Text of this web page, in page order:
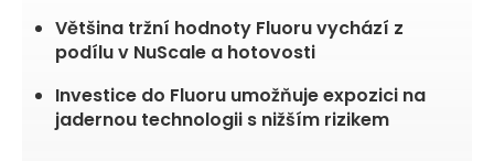
Většina tržní hodnoty Fluoru vychází z
podílu v NuScale a hotovosti
Investice do Fluoru umožňuje expozici na
jadernou technologii s nižším rizikem